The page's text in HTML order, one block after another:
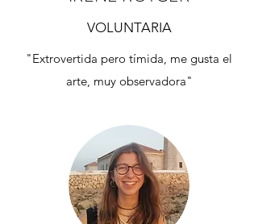
VOLUNTARIA
"Extrovertida pero tímida, me gusta el
arte, muy observadora"